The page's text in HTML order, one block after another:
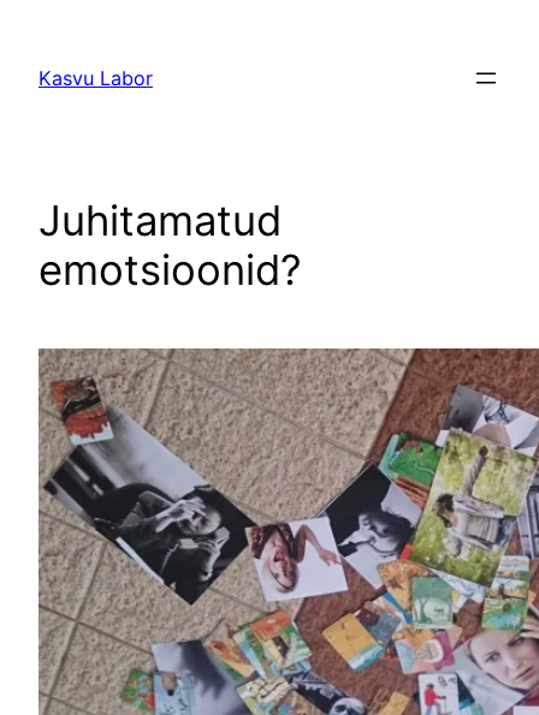
juurde
Kasvu Labor
Juhitamatud
emotsioonid?